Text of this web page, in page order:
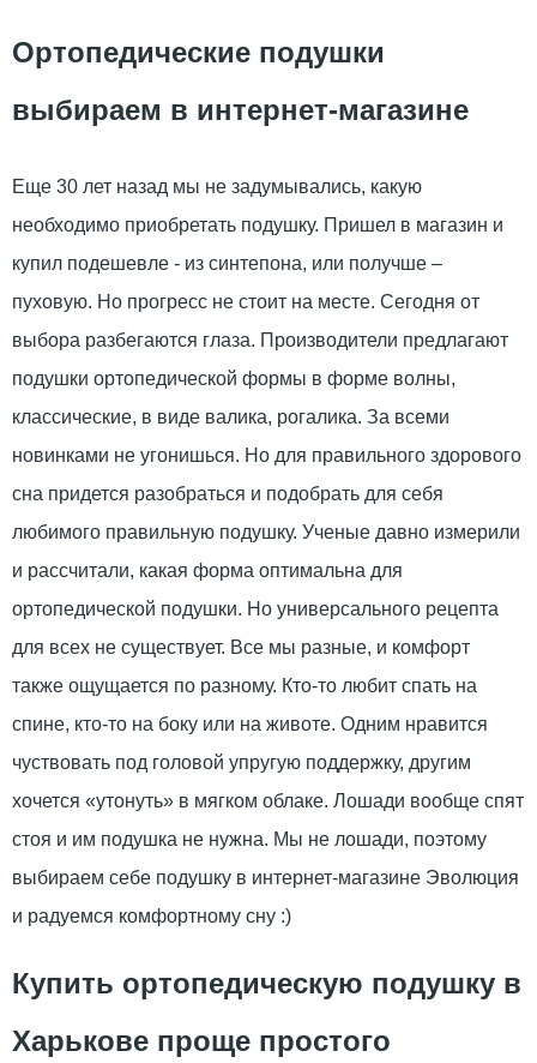
Ортопедические подушки
выбираем в интернет-магазине
Еще 30 лет назад мы не задумывались, какую
необходимо приобретать подушку. Пришел в магазин и
купил подешевле - из синтепона, или получше –
пуховую. Но прогресс не стоит на месте. Сегодня от
выбора разбегаются глаза. Производители предлагают
подушки ортопедической формы в форме волны,
классические, в виде валика, рогалика. За всеми
новинками не угонишься. Но для правильного здорового
сна придется разобраться и подобрать для себя
любимого правильную подушку. Ученые давно измерили
и рассчитали, какая форма оптимальна для
ортопедической подушки. Но универсального рецепта
для всех не существует. Все мы разные, и комфорт
также ощущается по разному. Кто-то любит спать на
спине, кто-то на боку или на животе. Одним нравится
чуствовать под головой упругую поддержку, другим
хочется «утонуть» в мягком облаке. Лошади вообще спят
стоя и им подушка не нужна. Мы не лошади, поэтому
выбираем себе подушку в интернет-магазине Эволюция
и радуемся комфортному сну :)
Купить ортопедическую подушку в
Харькове проще простого